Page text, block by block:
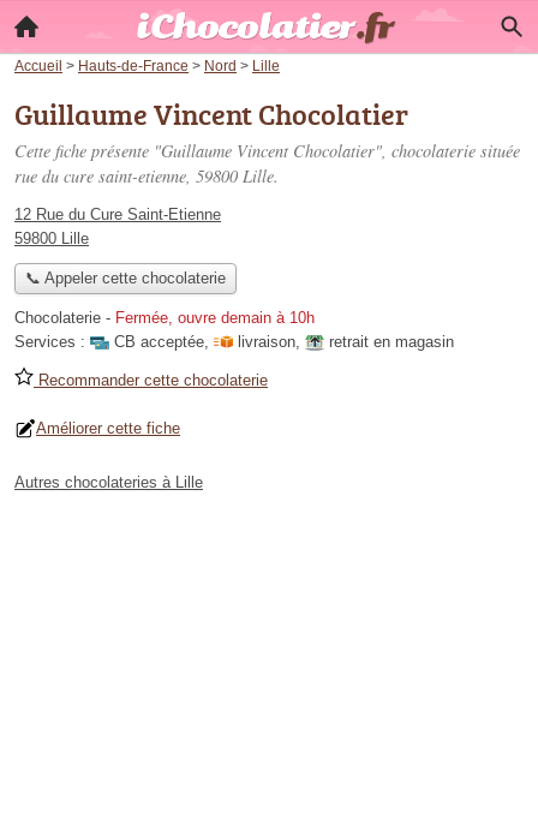
Accueil > Hauts-de-France > Nord > Lille
Guillaume Vincent Chocolatier
Cette fiche présente "Guillaume Vincent Chocolatier", chocolaterie située
rue du cure saint-etienne, 59800 Lille.
12 Rue du Cure Saint-Etienne
59800 Lille
📞 Appeler cette chocolaterie
Chocolaterie - Fermée, ouvre demain à 10h
Services :
CB acceptée, livraison, retrait en magasin
Recommander cette chocolaterie
Améliorer cette fiche
Autres chocolateries à Lille